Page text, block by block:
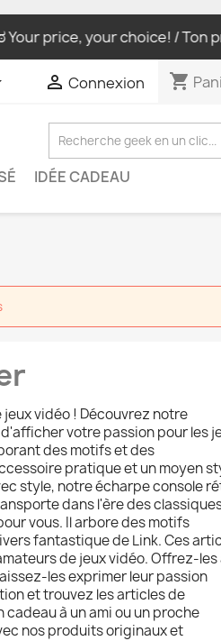
your choice! / Ton prix,
 Connexion shopping_cart
IDÉE CADEAU
vidéo ! Découvrez notre
votre passion pour les
des motifs et des
pratique et un moyen
style, notre écharpe console
dans l'ère des
vous. Il arbore des motifs
fantastique de Link. Ces
de jeux vidéo. Offrez-les
les exprimer leur passion
et trouvez les articles de
à un ami ou un proche
nos produits originaux et